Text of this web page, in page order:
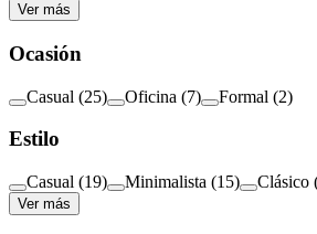
Ver más
Ocasión
Casual (25) Oficina (7) Formal (2)
Estilo
Casual (19) Minimalista (15) Clásico
Ver más